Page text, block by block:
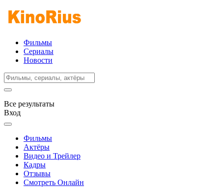
Фильмы
Сериалы
Новости
Все результаты
Вход
Фильмы
Актёры
Видео и Трейлер
Кадры
Отзывы
Смотреть Онлайн